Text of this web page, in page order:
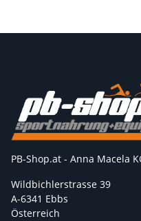
PB-Shop.at - Anna Macela
Wildbichlerstrasse 39
A-6341 Ebbs
Österreich